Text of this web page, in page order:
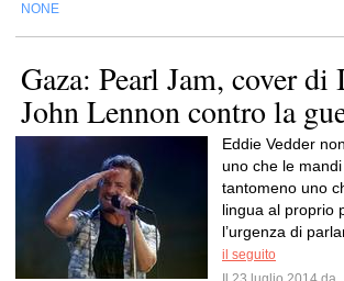
NONE
Gaza: Pearl Jam, cover
John Lennon contro la
Eddie Vedder
uno che le
tantomeno uno
lingua al proprio
l’urgenza di
il seguito